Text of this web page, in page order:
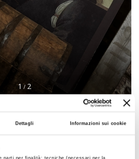
Dettagli Informazioni sui cookie
1 / 2